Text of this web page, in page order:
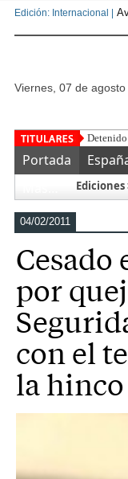
Edición: Internacional |
viernes, 07 de
Portada
Ediciones
04/02/2011
Cesado
por
con el
la hinco